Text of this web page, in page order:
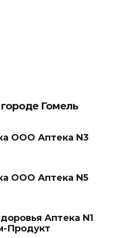
Гомель
ООО Аптека N3
ООО Аптека N5
Аптека N1
Продукт